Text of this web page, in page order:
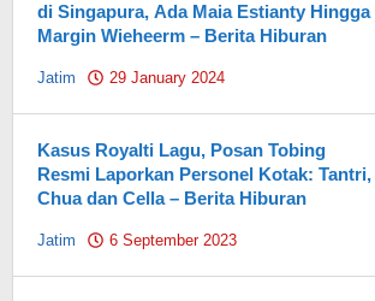
di Singapura, Ada Maia Estianty Hingga
Margin Wieheerm – Berita Hiburan
Jatim 29 January 2024
Kasus Royalti Lagu, Posan Tobing
Resmi Laporkan Personel Kotak: Tantri,
Chua dan Cella – Berita Hiburan
Jatim 6 September 2023